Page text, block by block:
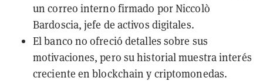
un correo interno firmado por Niccolò
Bardoscia, jefe de activos digitales.
El banco no ofreció detalles sobre sus
motivaciones, pero su historial muestra interés
creciente en blockchain y criptomonedas.